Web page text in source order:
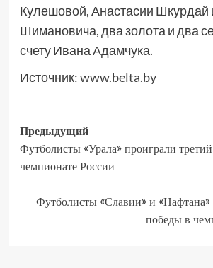
Кулешовой, Анастасии Шкурдай
Шимановича, два золота и два
счету Ивана Адамчука.
Источник:www.belta.by
Предыдущий
Футболисты «Урала» проиграли
чемпионате России
Футболисты «Славии» и
победы в